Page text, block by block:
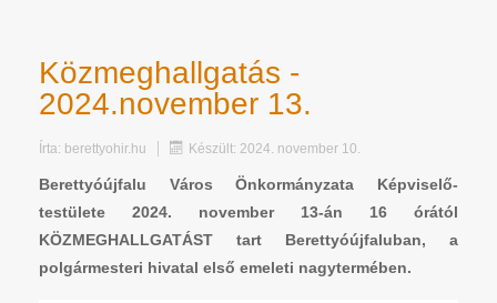
Közmeghallgatás -
2024.november 13.
Írta: berettyohir.hu Készült: 2024. november 10.
Berettyóújfalu Város Önkormányzata Képviselő-
testülete 2024. november 13-án 16 órától
KÖZMEGHALLGATÁST tart Berettyóújfaluban, a
polgármesteri hivatal első emeleti nagytermében.